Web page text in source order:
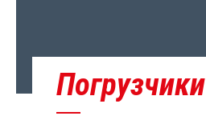
Погрузчики